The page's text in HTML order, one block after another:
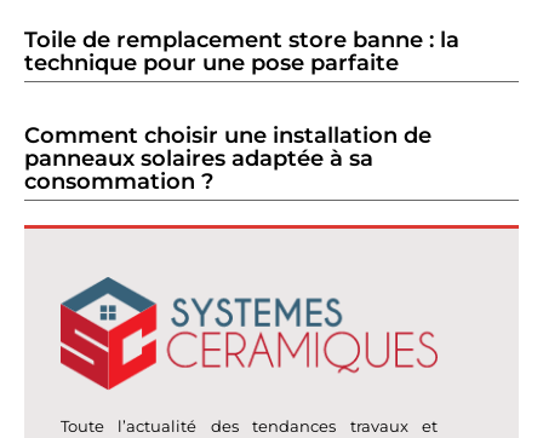
Toile de remplacement store banne : la
technique pour une pose parfaite
Comment choisir une installation de
panneaux solaires adaptée à sa
consommation ?
Toute l’actualité des tendances travaux et